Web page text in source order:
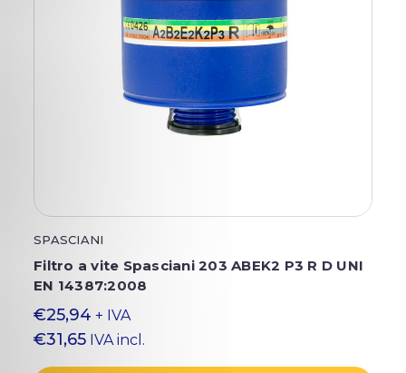
SPASCIANI
Filtro a vite Spasciani 203 ABEK2 P3 R D UNI
EN 14387:2008
€25,94 + IVA
€31,65 IVA incl.